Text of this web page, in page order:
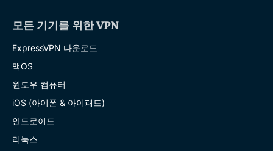
모든 기기를 위한 VPN
ExpressVPN 다운로드
맥OS
윈도우 컴퓨터
iOS (아이폰 & 아이패드)
안드로이드
리눅스